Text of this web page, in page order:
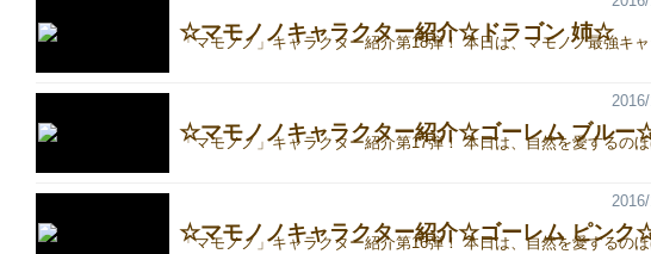
☆マモノノキャラクター紹介☆ドラゴン 姉☆
☆マモノノキャラクター紹介☆ゴーレム ブルー
☆マモノノキャラクター紹介☆ゴーレム ピンク